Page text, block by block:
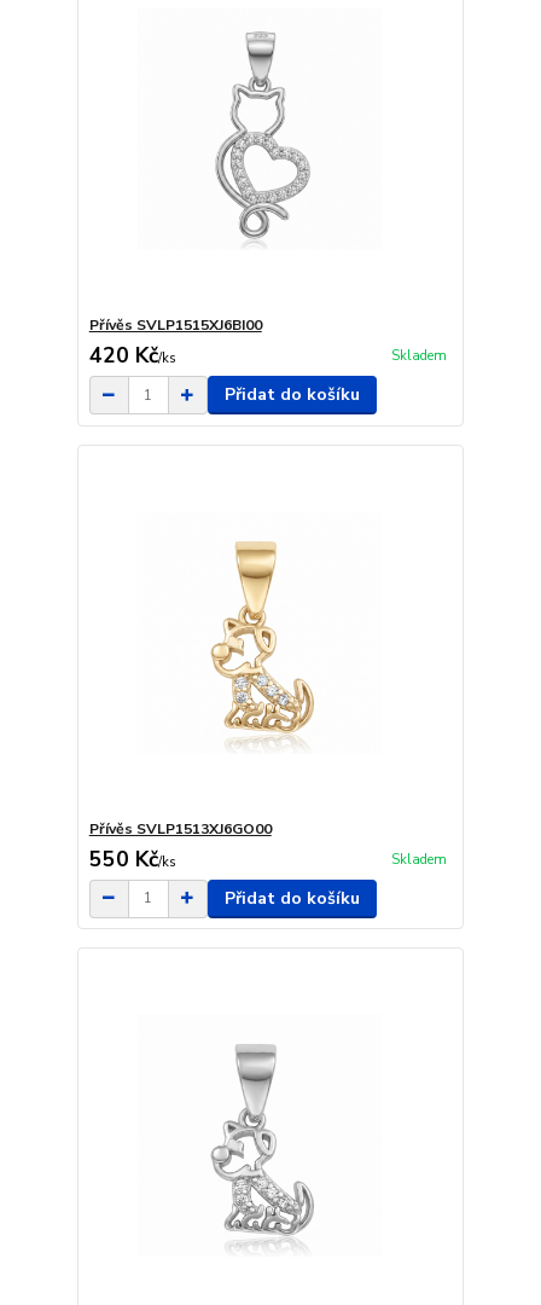
Přívěs SVLP1515XJ6BI00
420 Kč/ks Skladem
Přidat do košíku
Přívěs SVLP1513XJ6GO00
550 Kč/ks Skladem
Přidat do košíku